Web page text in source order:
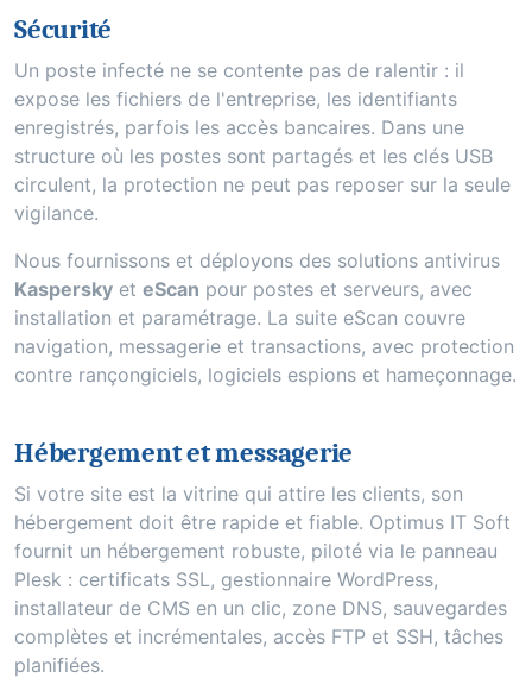
Sécurité
Un poste infecté ne se contente pas de ralentir : il
expose les fichiers de l'entreprise, les identifiants
enregistrés, parfois les accès bancaires. Dans une
structure où les postes sont partagés et les clés USB
circulent, la protection ne peut pas reposer sur la seule
vigilance.
Nous fournissons et déployons des solutions antivirus
Kaspersky et eScan pour postes et serveurs, avec
installation et paramétrage. La suite eScan couvre
navigation, messagerie et transactions, avec protection
contre rançongiciels, logiciels espions et hameçonnage.
Hébergement et messagerie
Si votre site est la vitrine qui attire les clients, son
hébergement doit être rapide et fiable. Optimus IT Soft
fournit un hébergement robuste, piloté via le panneau
Plesk : certificats SSL, gestionnaire WordPress,
installateur de CMS en un clic, zone DNS, sauvegardes
complètes et incrémentales, accès FTP et SSH, tâches
planifiées.